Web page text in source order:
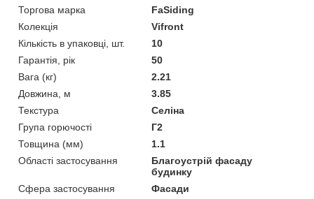
Торгова марка
FaSiding
Колекція
Vifront
Кількість в упаковці, шт.
10
Гарантія, рік
50
Вага (кг)
2.21
Довжина, м
3.85
Текстура
Селіна
Група горючості
Г2
Товщина (мм)
1.1
Області застосування
Благоустрій фасаду
будинку
Сфера застосування
Фасади